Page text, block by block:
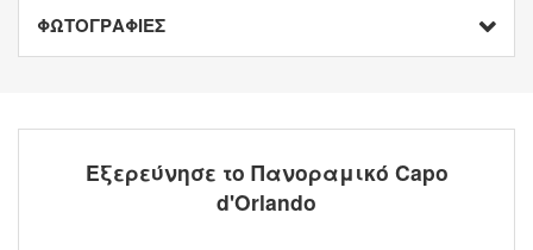
ΦΩΤΟΓΡΑΦΙΕΣ
Εξερεύνησε το Πανοραμικό Capo
d'Orlando